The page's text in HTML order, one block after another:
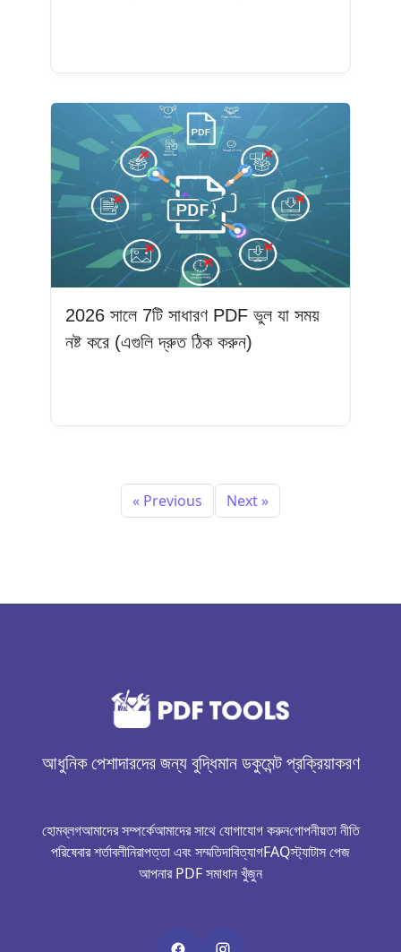
2026 সালে 7টি সাধারণ PDF ভুল যা সময়
নষ্ট করে (এগুলি দ্রুত ঠিক করুন)
« Previous Next »
আধুনিক পেশাদারদের জন্য বুদ্ধিমান ডকুমেন্ট প্রক্রিয়াকরণ
হোমব্লগআমাদের সম্পর্কেআমাদের সাথে যোগাযোগ করুনগোপনীয়তা নীতি
পরিষেবার শর্তাবলীনিরাপত্তা এবং সম্মতিদাবিত্যাগFAQস্ট্যাটাস পেজ
আপনার PDF সমাধান খুঁজুন